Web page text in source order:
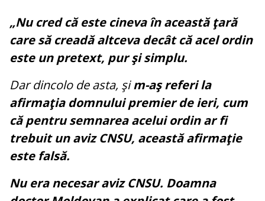
„Nu cred că este cineva în această ţară
care să creadă altceva decât că acel ordin
este un pretext, pur şi simplu.
Dar dincolo de asta, şim-aş referi la
afirmaţia domnului premier de ieri, cum
că pentru semnarea acelui ordin ar fi
trebuit un aviz CNSU, această afirmaţie
este falsă.
Nu era necesar aviz CNSU. Doamna